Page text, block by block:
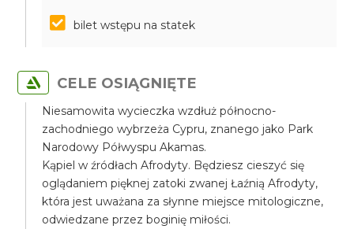
bilet wstępu na statek
CELE OSIĄGNIĘTE
Niesamowita wycieczka wzdłuż północno-
zachodniego wybrzeża Cypru, znanego jako Park
Narodowy Półwyspu Akamas.
Kąpiel w źródłach Afrodyty. Będziesz cieszyć się
oglądaniem pięknej zatoki zwanej Łaźnią Afrodyty,
która jest uważana za słynne miejsce mitologiczne,
odwiedzane przez boginię miłości.